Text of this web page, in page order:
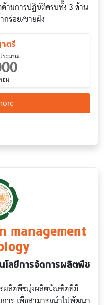
ด้านการปฏิบัติครบทั้ง 3 ด้าน
กร่อย/ชายฝั่ง
ตรี
ระมาณ
อม
about Fisheries Science
management
นโลยีการจัดการผลิตพืช
รผลิตพืชมุ่งผลิตบัณฑิตที่มี
าร เพื่อสามารถนำไปพัฒนา